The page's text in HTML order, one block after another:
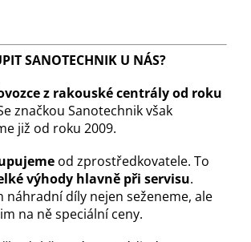
SANOTECHNIK U NÁS?
z rakouské centrály od roku
značkou Sanotechnik však
již od roku 2009.
od zprostředkovatele. To
výhody hlavně při servisu.
náhradní díly nejen seženeme, ale
na ně speciální ceny.